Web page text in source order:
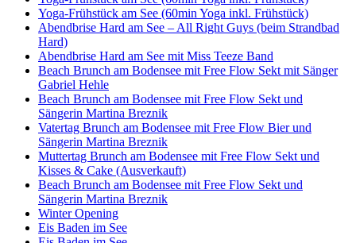
Yoga-Frühstück am See (60min Yoga inkl. Frühstück)
Abendbrise Hard am See – All Right Guys (beim Strandbad
Hard)
Abendbrise Hard am See mit Miss Teeze Band
Beach Brunch am Bodensee mit Free Flow Sekt mit Sänger
Gabriel Hehle
Beach Brunch am Bodensee mit Free Flow Sekt und
Sängerin Martina Breznik
Vatertag Brunch am Bodensee mit Free Flow Bier und
Sängerin Martina Breznik
Muttertag Brunch am Bodensee mit Free Flow Sekt und
Kisses & Cake (Ausverkauft)
Beach Brunch am Bodensee mit Free Flow Sekt und
Sängerin Martina Breznik
Winter Opening
Eis Baden im See